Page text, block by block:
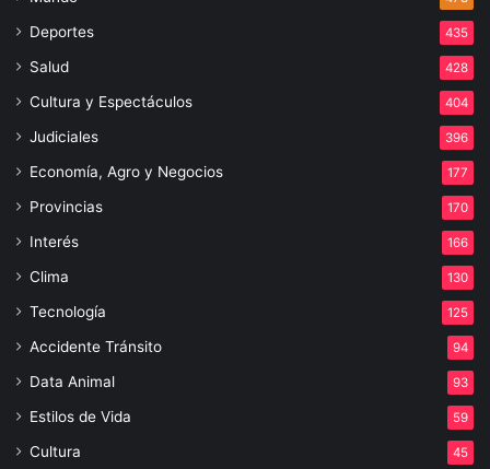
Deportes 435
Salud 428
Cultura y Espectáculos 404
Judiciales 396
Economía, Agro y Negocios 177
Provincias 170
Interés 166
Clima 130
Tecnología 125
Accidente Tránsito 94
Data Animal 93
Estilos de Vida 59
Cultura 45